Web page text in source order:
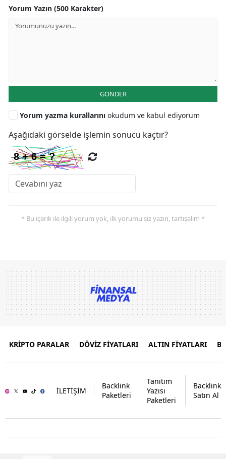
Yorum Yazın (500 Karakter)
GÖNDER
Yorum yazma kurallarını okudum ve kabul ediyorum
Aşağıdaki görselde işlemin sonucu kaçtır?
* Bu içerik ile ilgili yorum yok, ilk yorumu siz yazın, tartışalım *
KRİPTO PARALAR DÖVİZ FİYATLARI ALTIN FİYATLARI
İLETİŞİM
Backlink
Paketleri
Tanıtım
Yazısı
Paketleri
Backlink
Satın Al